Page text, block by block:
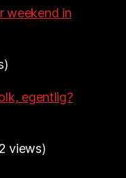
weekend in
egentlig?
views)